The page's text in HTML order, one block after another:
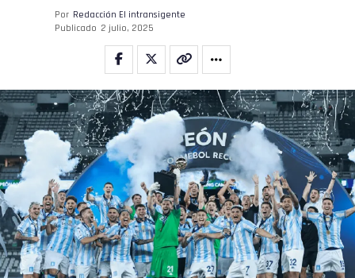
Por Redacción El intransigente
Publicado 2 julio, 2025